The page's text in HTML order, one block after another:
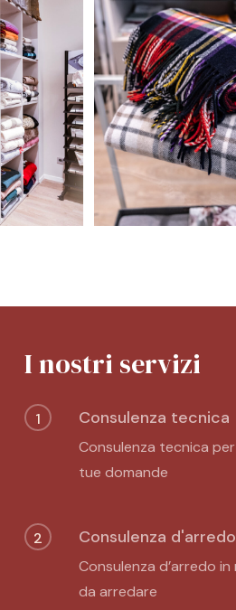
Nessun
I nostri servizi
1 Consulenza tecnica
Consulenza tecnica
tue domande
2 Consulenza d'arredo
Consulenza d’arredo
da arredare